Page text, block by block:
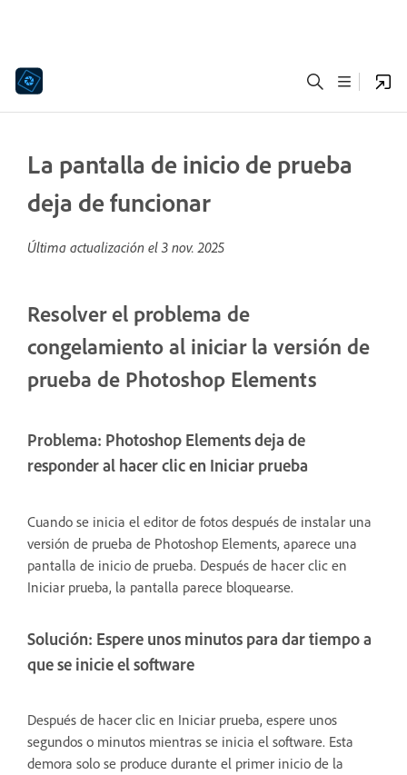
La pantalla de inicio de prueba
deja de funcionar
Última actualización el 3 nov. 2025
Resolver el problema de
congelamiento al iniciar la versión de
prueba de Photoshop Elements
Problema: Photoshop Elements deja de
responder al hacer clic en Iniciar prueba
Cuando se inicia el editor de fotos después de instalar una
versión de prueba de Photoshop Elements, aparece una
pantalla de inicio de prueba. Después de hacer clic en
Iniciar prueba, la pantalla parece bloquearse.
Solución: Espere unos minutos para dar tiempo a
que se inicie el software
Después de hacer clic en Iniciar prueba, espere unos
segundos o minutos mientras se inicia el software. Esta
demora solo se produce durante el primer inicio de la